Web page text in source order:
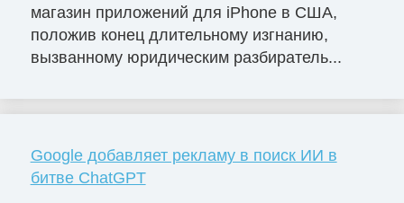
магазин приложений для iPhone в США,
положив конец длительному изгнанию,
вызванному юридическим разбиратель...
Google добавляет рекламу в поиск ИИ в
битве ChatGPT